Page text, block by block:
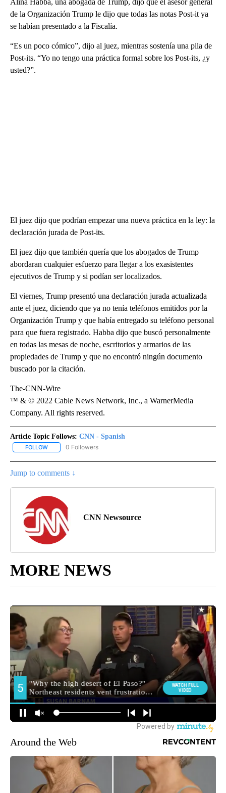
Alina Habba, una abogada de Trump, dijo que el asesor general
de la Organización Trump le dijo que todas las notas Post-it ya
se habían presentado a la Fiscalía.
“Es un poco cómico”, dijo al juez, mientras sostenía una pila de
Post-its. “Yo no tengo una práctica formal sobre los Post-its, ¿y
usted?”.
El juez dijo que podrían empezar una nueva práctica en la ley: la
declaración jurada de Post-its.
El juez dijo que también quería que los abogados de Trump
abordaran cualquier esfuerzo para llegar a los exasistentes
ejecutivos de Trump y si podían ser localizados.
El viernes, Trump presentó una declaración jurada actualizada
ante el juez, diciendo que ya no tenía teléfonos emitidos por la
Organización Trump y que había entregado su teléfono personal
para que fuera registrado. Habba dijo que buscó personalmente
en todas las mesas de noche, escritorios y armarios de las
propiedades de Trump y que no encontró ningún documento
buscado por la citación.
The-CNN-Wire
™ & © 2022 Cable News Network, Inc., a WarnerMedia
Company. All rights reserved.
Article Topic Follows: CNN - Spanish
FOLLOW FOLLOW "CNN - SPANISH" TO RECEIVE NOTIFICATIONS ABOUT
0 Followers
Jump to comments ↓
CNN Newsource
MORE NEWS
Around the Web